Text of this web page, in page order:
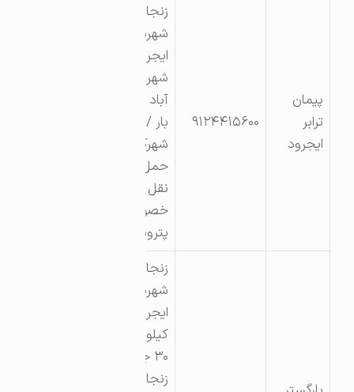
پیمان
ایجرود
۹۱۲۴۴۱۵۶۰۰
زنجان
شهرستان
ایجرود
شهر زرین
آباد پایانه
شهرک
حمل و
خصوصی
پتروشیمی
زنجان-
شهرستان
ایجرود-
کیلومتر
۳۰ جاده
زنجان